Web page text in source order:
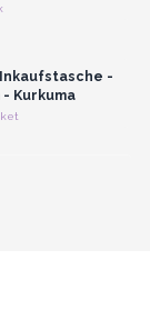
oder
-
- Kurkuma